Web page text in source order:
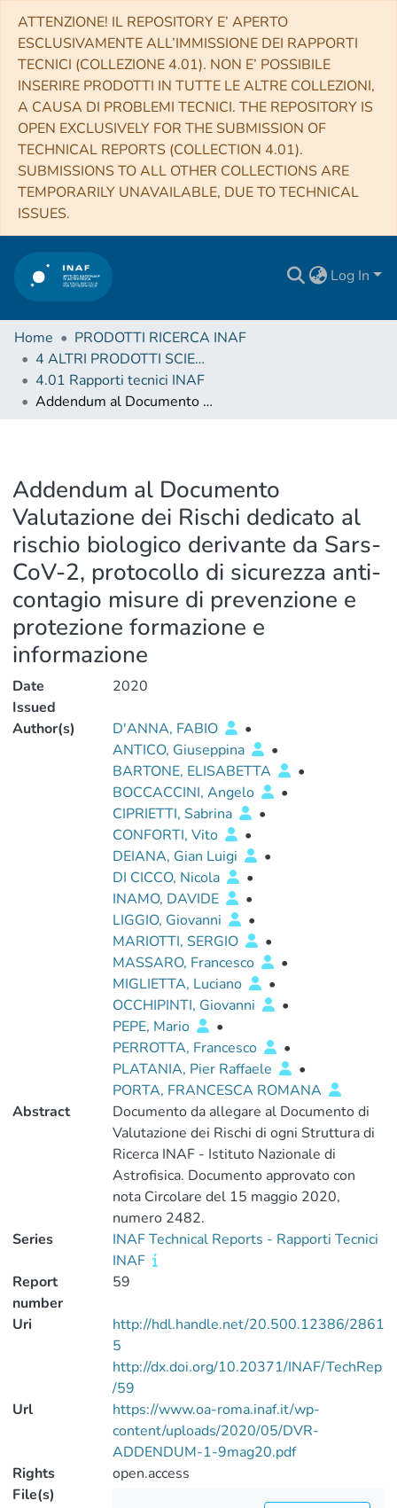
ATTENZIONE! IL REPOSITORY E’ APERTO
ESCLUSIVAMENTE ALL’IMMISSIONE DEI RAPPORTI
TECNICI (COLLEZIONE 4.01). NON E’ POSSIBILE
INSERIRE PRODOTTI IN TUTTE LE ALTRE COLLEZIONI,
A CAUSA DI PROBLEMI TECNICI. THE REPOSITORY IS
OPEN EXCLUSIVELY FOR THE SUBMISSION OF
TECHNICAL REPORTS (COLLECTION 4.01).
SUBMISSIONS TO ALL OTHER COLLECTIONS ARE
TEMPORARILY UNAVAILABLE, DUE TO TECHNICAL
ISSUES.
Log In
Home
PRODOTTI RICERCA INAF
4 ALTRI PRODOTTI SCIENTIFICI (Other scientific products)
4.01 Rapporti tecnici INAF
Addendum al Documento Valutazione dei Rischi dedicato al rischio biologico derivante da Sars-CoV-2, protocollo di sicurezza anti-contagio misure di prevenzione e protezione formazione e informazione
Addendum al Documento
Valutazione dei Rischi dedicato al
rischio biologico derivante da Sars-
CoV-2, protocollo di sicurezza anti-
contagio misure di prevenzione e
protezione formazione e
informazione
Date
Issued
2020
Author(s) D'ANNA, FABIO
•
ANTICO, Giuseppina
•
BARTONE, ELISABETTA
•
BOCCACCINI, Angelo
•
CIPRIETTI, Sabrina
•
CONFORTI, Vito
•
DEIANA, Gian Luigi
•
DI CICCO, Nicola
•
INAMO, DAVIDE
•
LIGGIO, Giovanni
•
MARIOTTI, SERGIO
•
MASSARO, Francesco
•
MIGLIETTA, Luciano
•
OCCHIPINTI, Giovanni
•
PEPE, Mario
•
PERROTTA, Francesco
•
PLATANIA, Pier Raffaele
•
PORTA, FRANCESCA ROMANA
Abstract
Documento da allegare al Documento di
Valutazione dei Rischi di ogni Struttura di
Ricerca INAF - Istituto Nazionale di
Astrofisica. Documento approvato con
nota Circolare del 15 maggio 2020,
numero 2482.
Series
INAF Technical Reports - Rapporti Tecnici
INAF
Report
number
59
Uri
http://hdl.handle.net/20.500.12386/2861
5
http://dx.doi.org/10.20371/INAF/TechRep
/59
Url
https://www.oa-roma.inaf.it/wp-
content/uploads/2020/05/DVR-
ADDENDUM-1-9mag20.pdf
Rights
open.access
File(s)